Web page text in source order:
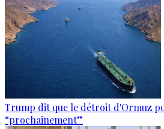
Trump dit que le détroit d'Ormuz
“prochainement”